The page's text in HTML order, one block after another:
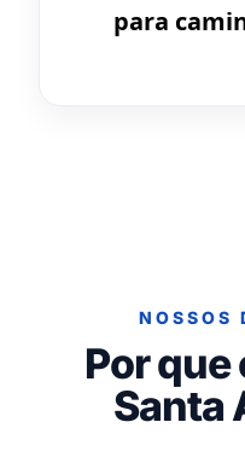
para
NOSSOS
Por
Santa